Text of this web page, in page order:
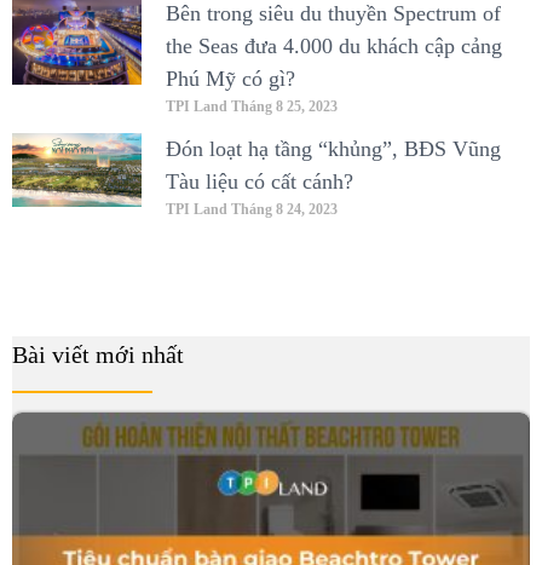
Bên trong siêu du thuyền Spectrum of
the Seas đưa 4.000 du khách cập cảng
Phú Mỹ có gì?
TPI Land Tháng 8 25, 2023
Đón loạt hạ tầng “khủng”, BĐS Vũng
Tàu liệu có cất cánh?
TPI Land Tháng 8 24, 2023
Bài viết mới nhất